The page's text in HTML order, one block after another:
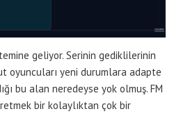
geliyor. Serinin gediklilerinin
oyuncuları yeni durumlara adapte
bu alan neredeyse yok olmuş. FM
bir kolaylıktan çok bir